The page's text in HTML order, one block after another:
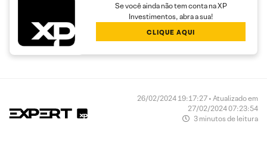
Se você ainda não tem conta na XP
Investimentos, abra a sua!
CLIQUE AQUI
26/02/2024 19:17:27 • Atualizado em
27/02/2024 07:23:54
3 minutos de leitura